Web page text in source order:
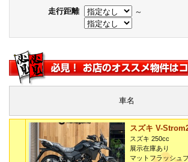
走行距離
～
車名
スズキ V-
スズキ 250cc
展示在庫あり
マットフラッシュ